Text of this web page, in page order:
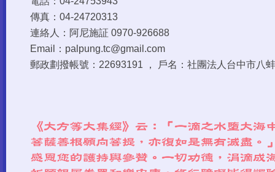
傳真：04-24720313
連絡人：阿尼施証 0970-926688
Email：palpung.tc@gmail.com
郵政劃撥帳號：22693191 ， 戶名：社團法人台中市八